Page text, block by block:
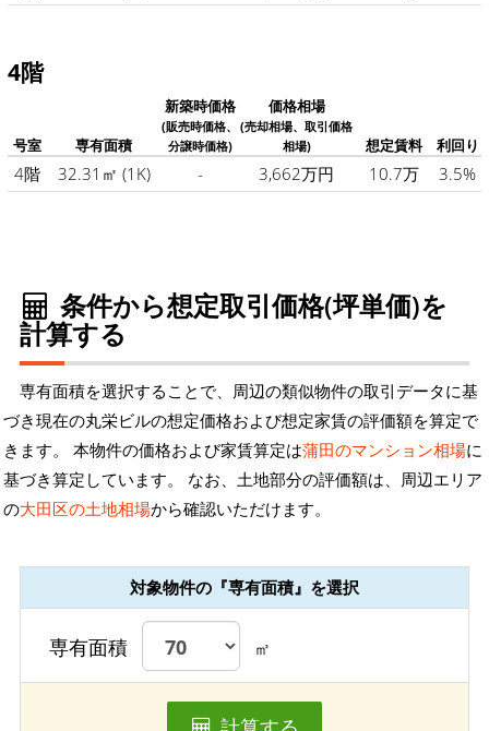
4階
号室 専有面積
新築時価格
(販売時価格、
分譲時価格)
価格相場
(売却相場、取引価格
相場)
想定賃料 利回り
4階 32.31㎡ (1K) - 3,662万円 10.7万 3.5%
条件から想定取引価格(坪単価)を
計算する
専有面積を選択することで、周辺の類似物件の取引データに基
づき現在の丸栄ビルの想定価格および想定家賃の評価額を算定で
きます。 本物件の価格および家賃算定は蒲田のマンション相場に
基づき算定しています。 なお、土地部分の評価額は、周辺エリア
の大田区の土地相場から確認いただけます。
対象物件の『専有面積』を選択
専有面積 ㎡